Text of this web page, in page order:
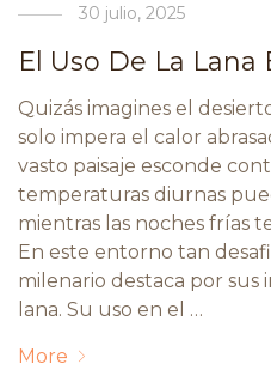
30 julio, 2025
El Uso De La
Quizás imagines el
solo impera el calor
vasto paisaje esconde
temperaturas diurnas
mientras las noches frías
En este entorno tan
milenario destaca por sus
lana. Su uso en el …
More